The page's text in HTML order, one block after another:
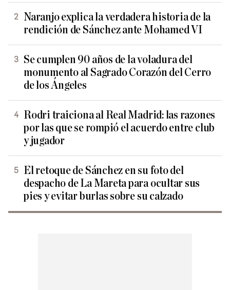
Naranjo explica la verdadera historia de la
rendición de Sánchez ante Mohamed VI
Se cumplen 90 años de la voladura del
monumento al Sagrado Corazón del Cerro
de los Ángeles
Rodri traiciona al Real Madrid: las razones
por las que se rompió el acuerdo entre club
y jugador
El retoque de Sánchez en su foto del
despacho de La Mareta para ocultar sus
pies y evitar burlas sobre su calzado